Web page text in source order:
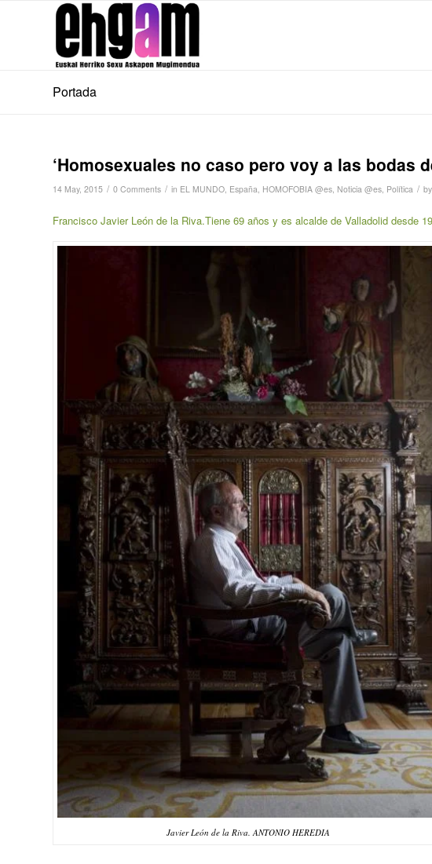
Portada
‘Homosexuales no caso pero voy a las bodas
14 May, 2015 / 0 Comments / in EL MUNDO, España, HOMOFOBIA @es, Noticia @es, Política / by
Francisco Javier León de la Riva.Tiene 69 años y es alcalde de Valladolid desde
Javier León de la Riva. ANTONIO HEREDIA